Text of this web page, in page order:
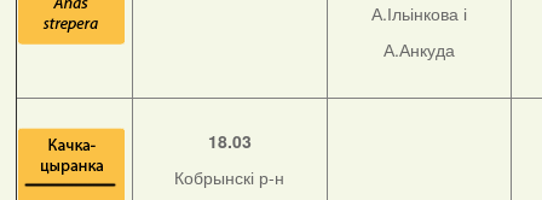
А.Ільінкова і
А.Анкуда
18.03
Кобрынскі р-н